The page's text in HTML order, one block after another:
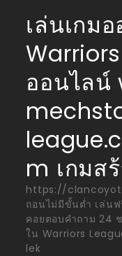
content
เล่นเกม
ออนไลน์
m เกมส
https://
ถอนไม่มีขั้นต่ำ เล่น
คอยตอบคำถาม 24
ใน Warriors
lek